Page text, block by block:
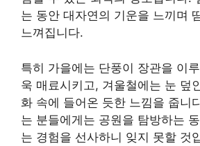
는 동안 대자연의 기운을 느끼며
느껴집니다.
특히 가을에는 단풍이 장관을 이
욱 매료시키고, 겨울철에는 눈 덮
화 속에 들어온 듯한 느낌을 줍니
는 분들에게는 공원을 탐방하는
는 경험을 선사하니 잊지 못할 것